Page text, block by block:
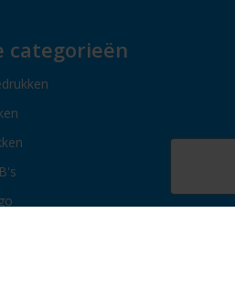
categorieën